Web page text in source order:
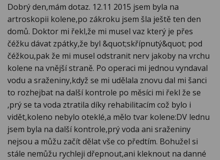
Dobrý den,mám dotaz. 12.11 2015 jsem byla na
artroskopii kolene,po zákroku jsem šla ještě ten den
domů. Doktor mi řekl,že mi musel vaz který je přes
čéžku dávat zpátky,že byl &quot;skřípnutý&quot; pod
čéžkou,pak že mi musel odstranit nerv jakoby na vrchu
kolene na vnější straně. Po operaci mi jednou vyndaval
vodu a sraženiny,když se mi udělala znovu dal mi šanci
to rozhejbat na další kontrole po měsíci mi řekl že se
,prý se ta voda ztratila díky rehabilitacím což bylo i
vidět,koleno nebylo oteklé,a mělo tvar kolene:DV lednu
jsem byla na další kontrole,prý voda ani sraženiny
nejsou a můžu začít dělat vše co předtím. Bohužel si
stále nemůžu rychleji dřepnout,ani kleknout na danné